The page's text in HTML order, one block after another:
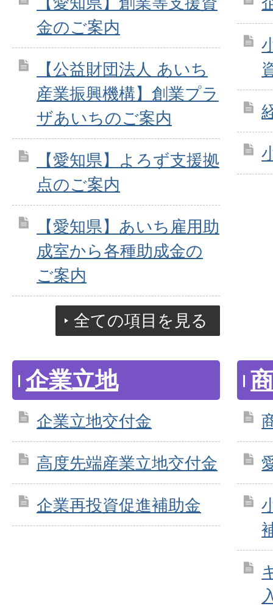
金のご案内
【公益財団法人 あいち
産業振興機構】創業プラ
ザあいちのご案内
【愛知県】よろず支援拠
点のご案内
【愛知県】あいち雇用助
成室から各種助成金の
ご案内
全ての項目を見る
企業立地
企業立地交付金
高度先端産業立地交付金
企業再投資促進補助金